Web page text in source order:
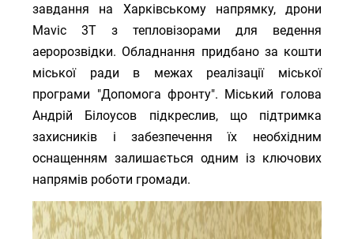
завдання на Харківському напрямку, дрони
Mavic 3T з тепловізорами для ведення
аеророзвідки. Обладнання придбано за кошти
міської ради в межах реалізації міської
програми "Допомога фронту". Міський голова
Андрій Білоусов підкреслив, що підтримка
захисників і забезпечення їх необхідним
оснащенням залишається одним із ключових
напрямів роботи громади.